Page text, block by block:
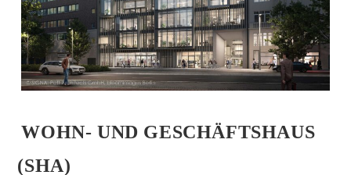
WOHN- UND GESCHÄFTSHAUS
(SHA)